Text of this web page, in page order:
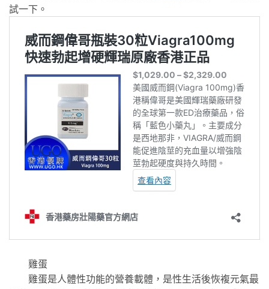
試一下。
雞蛋
雞蛋是人體性功能的營養載體，是性生活後恢複元氣最